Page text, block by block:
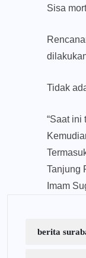
Sisa
Tidak
“Saat ini
Tanjung
Imam
berita